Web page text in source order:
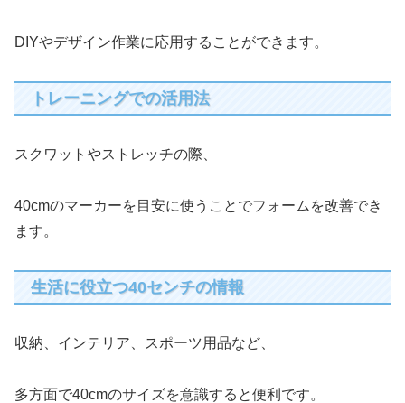
DIYやデザイン作業に応用することができます。
トレーニングでの活用法
スクワットやストレッチの際、
40cmのマーカーを目安に使うことでフォームを改善でき
ます。
生活に役立つ40センチの情報
収納、インテリア、スポーツ用品など、
多方面で40cmのサイズを意識すると便利です。